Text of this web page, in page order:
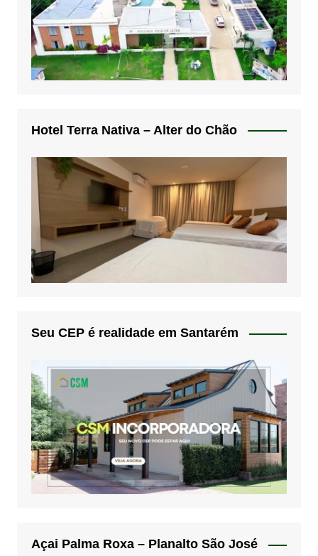
Hotel Terra Nativa – Alter do Chão
Seu CEP é realidade em Santarém
Açai Palma Roxa – Planalto São José